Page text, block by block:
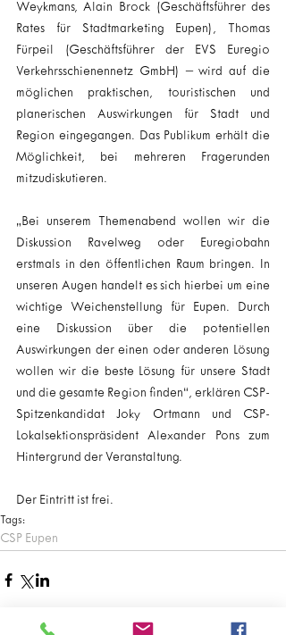
Weykmans, Alain Brock (Geschäftsführer des
Rates für Stadtmarketing Eupen), Thomas
Fürpeil (Geschäftsführer der EVS Euregio
Verkehrsschienennetz GmbH) – wird auf die
möglichen praktischen, touristischen und
planerischen Auswirkungen für Stadt und
Region eingegangen. Das Publikum erhält die
Möglichkeit, bei mehreren Fragerunden
mitzudiskutieren.
„Bei unserem Themenabend wollen wir die
Diskussion Ravelweg oder Euregiobahn
erstmals in den öffentlichen Raum bringen. In
unseren Augen handelt es sich hierbei um eine
wichtige Weichenstellung für Eupen. Durch
eine Diskussion über die potentiellen
Auswirkungen der einen oder anderen Lösung
wollen wir die beste Lösung für unsere Stadt
und die gesamte Region finden“, erklären CSP-
Spitzenkandidat Joky Ortmann und CSP-
Lokalsektionspräsident Alexander Pons zum
Hintergrund der Veranstaltung.
Der Eintritt ist frei.
Tags:
CSP Eupen